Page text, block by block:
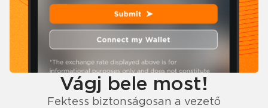
Vágj bele most!
Fektess biztonságosan a vezető